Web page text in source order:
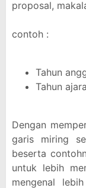
proposal,
contoh :
Tahun
Tahun
Dengan
garis miring
beserta
untuk lebih
mengenal